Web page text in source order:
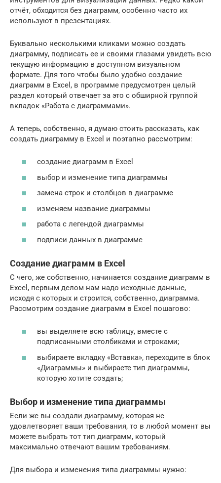
отчёт, обходится без диаграмм, особенно часто их
используют в презентациях.
Буквально несколькими кликами можно создать
диаграмму, подписать ее и своими глазами увидеть всю
текущую информацию в доступном визуальном
формате. Для того чтобы было удобно создание
диаграмм в Excel, в программе предусмотрен целый
раздел который отвечает за это с обширной группой
вкладок «Работа с диаграммами».
А теперь, собственно, я думаю стоить рассказать, как
создать диаграмму в Excel и поэтапно рассмотрим:
создание диаграмм в Excel
выбор и изменение типа диаграммы
замена строк и столбцов в диаграмме
изменяем название диаграммы
работа с легендой диаграммы
подписи данных в диаграмме
Создание диаграмм в Excel
С чего, же собственно, начинается создание диаграмм в
Excel, первым делом нам надо исходные данные,
исходя с которых и строится, собственно, диаграмма.
Рассмотрим создание диаграмм в Excel пошагово:
вы выделяете всю таблицу, вместе с
подписанными столбиками и строками;
выбираете вкладку «Вставка», переходите в блок
«Диаграммы» и выбираете тип диаграммы,
которую хотите создать;
Выбор и изменение типа диаграммы
Если же вы создали диаграмму, которая не
удовлетворяет ваши требования, то в любой момент вы
можете выбрать тот тип диаграмм, который
максимально отвечают вашим требованиям.
Для выбора и изменения типа диаграммы нужно: